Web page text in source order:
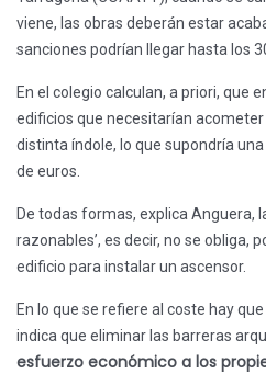
viene, las obras deberán estar
sanciones podrían llegar hasta los
En el colegio calculan, a priori, que
edificios que necesitarían
distinta índole, lo que supondría
de euros.
De todas formas, explica Anguera,
razonables’, es decir, no se obliga,
edificio para instalar un ascensor.
En lo que se refiere al coste hay
indica que eliminar las barreras
esfuerzo económico a los